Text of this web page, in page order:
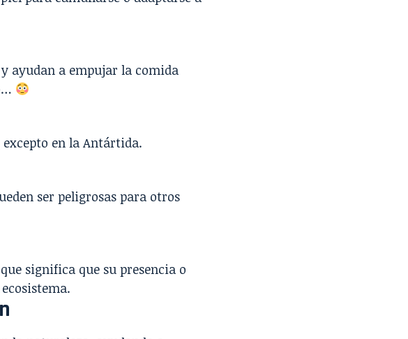
ayudan a empujar la comida
en la Antártida.
ser peligrosas para otros
significa que su presencia o